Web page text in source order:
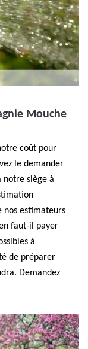
Mouche
coût pour
le demander
siège à
nos estimateurs
faut-il payer
à
de préparer
Demandez